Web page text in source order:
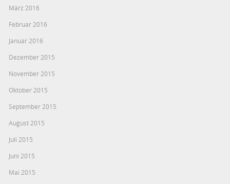
März 2016
Februar 2016
Januar 2016
Dezember 2015
November 2015
Oktober 2015
September 2015
August 2015
Juli 2015
Juni 2015
Mai 2015